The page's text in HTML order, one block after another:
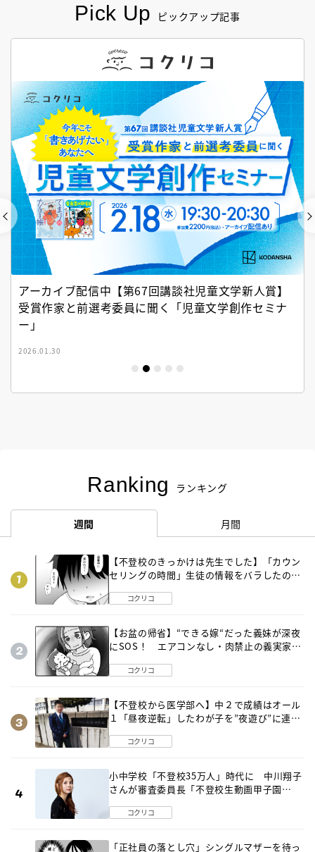
Pick Up ピックアップ記事
アーカイブ配信中【第67回講談社児童文学新人賞】
受賞作家と前選考委員に聞く「児童文学創作セミナ
ー」
2026.01.30
Ranking ランキング
週間 月間
【不登校のきっかけは先生でした】「カウン
セリングの時間」生徒の情報をバラしたの
コクリコ
【お盆の帰省】“できる嫁“だった義妹が深夜
にSOS！ エアコンなし・肉禁止の義実家ル
コクリコ
【不登校から医学部へ】中２で成績はオール
１「昼夜逆転」したわが子を”夜遊び”に連れ
コクリコ
小中学校「不登校35万人」時代に 中川翔子
さんが審査委員長「不登校生動画甲子園
コクリコ
「正社員の落とし穴」シングルマザーを待っ